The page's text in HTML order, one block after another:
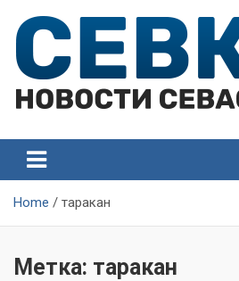
content
Севастополя
Севастополя
Home таракан
Метка: таракан